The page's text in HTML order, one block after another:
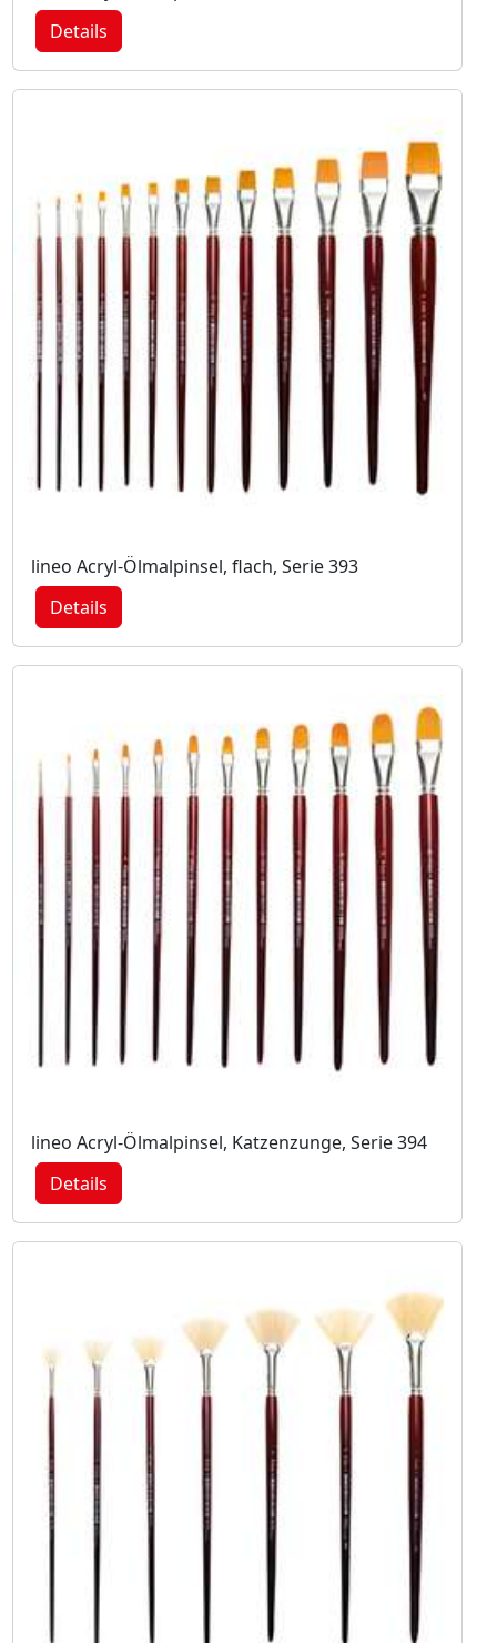
Details
lineo Acryl-Ölmalpinsel, flach, Serie 393
Details
lineo Acryl-Ölmalpinsel, Katzenzunge, Serie 394
Details